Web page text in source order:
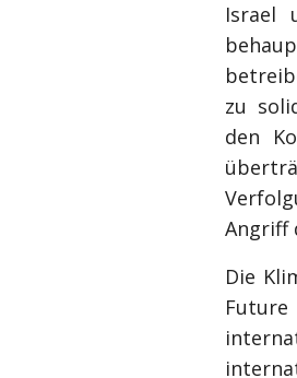
Israel
zu
den
Angriff
Die